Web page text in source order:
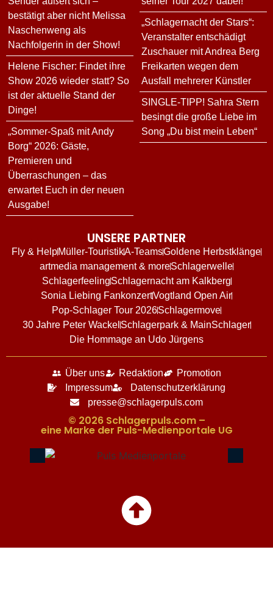
bestätigt aber nicht Melissa
Naschenweng als
Nachfolgerin in der Show!
Helene Fischer: Findet ihre
Show 2026 wieder statt? So
ist der aktuelle Stand der
Dinge!
„Sommer-Spaß mit Andy
Borg“ 2026: Gäste,
Premieren und
Überraschungen – das
erwartet Euch in der neuen
Ausgabe!
„Schlagernacht der Stars“:
Veranstalter entschädigt
Zuschauer mit Andrea Berg
Freikarten wegen dem
Ausfall mehrerer Künstler
SINGLE-TIPP! Sahra Stern
besingt die große Liebe im
Song „Du bist mein Leben“
UNSERE PARTNER
Fly & HelpMüller-TouristikA-TeamsGoldene Herbstklänge
artmedia management & moreSchlagerwelle
SchlagerfeelingSchlagernacht am Kalkberg
Sonia Liebing FankonzertVogtland Open Air
Pop-Schlager Tour 2026Schlagermove
30 Jahre Peter Wackel Schlagerpark & MainSchlager
Die Hommage an Udo Jürgens
Über uns Redaktion
Promotion
Impressum
Datenschutzerklärung
presse@schlagerpuls.com
© 2026 Schlagerpuls.com –
eine Marke der Puls-Medienportale UG​